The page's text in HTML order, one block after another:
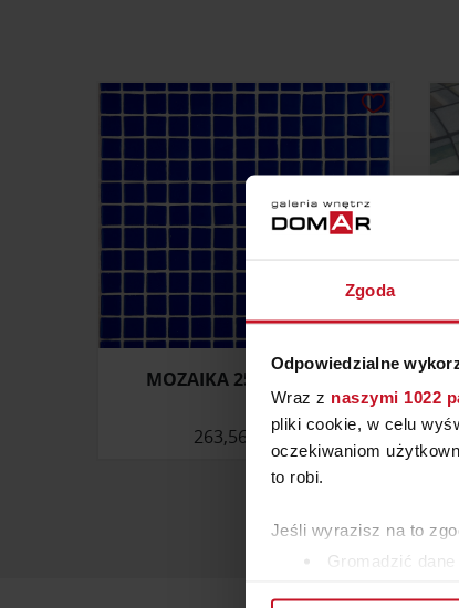
Zgoda
Odpowiedzialne
Wraz z naszymi 1022
pliki cookie, w celu
oczekiwaniom
to robi.
Jeśli wyrazisz na to
Gromadzić
MOZAIKA 2557-D (LISA)
263,56 ZŁ/M²